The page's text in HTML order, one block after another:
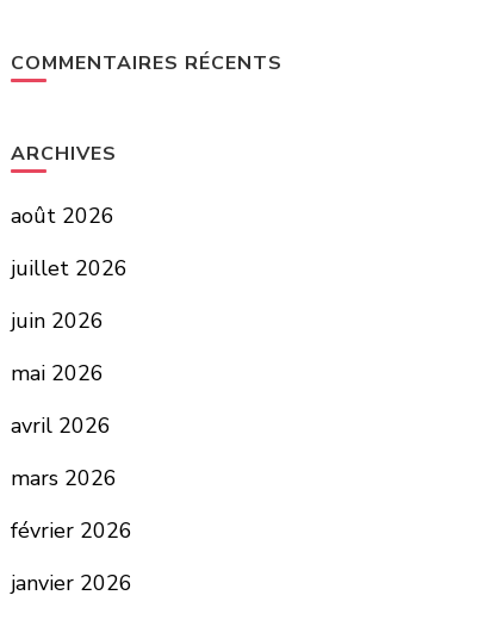
COMMENTAIRES RÉCENTS
ARCHIVES
août 2026
juillet 2026
juin 2026
mai 2026
avril 2026
mars 2026
février 2026
janvier 2026